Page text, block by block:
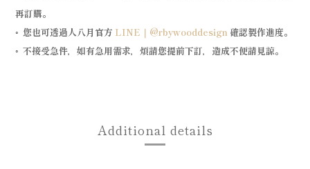
再訂購。
◦ 您也可透過人八月官方 LINE｜@rbywooddesign 確認製作進度。
◦ 不接受急件，如有急用需求，煩請您提前下訂，造成不便請見諒。
Additional details